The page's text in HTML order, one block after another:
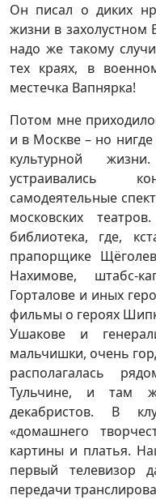
Он писал о диких
жизни в захолустном
надо же такому
тех краях, в
местечка Вапнярка!
Потом мне
и в Москве – но
культурной
устраивались
самодеятельные
московских
библиотека, где,
прапорщике
Нахимове, штабс-
Горталове и иных
фильмы о героях
Ушакове и
мальчишки, очень
располагалась
Тульчине, и там
декабристов. В
«домашнего
картины и платья.
первый телевизор
передачи